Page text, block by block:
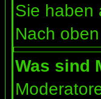
Sie haben
Nach oben
Was sind